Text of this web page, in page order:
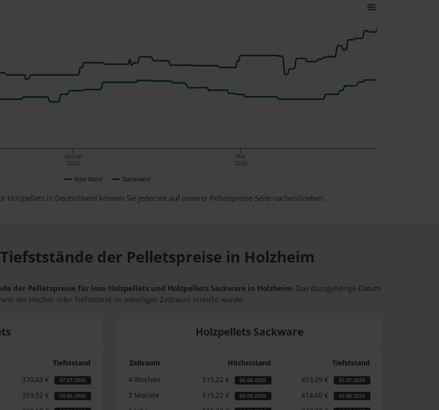
lose Ware Sackware
Januar
2026
Mai
2026
Holzpellets in Deutschland können Sie jederzeit auf unserer Pelletspreise-Seite nachvollziehen.
der Pelletspreise in Holzheim
der Pelletspreise für lose Holzpellets und Holzpellets Sackware in Holzheim. Das dazugehörige Datum
der Höchst- oder Tiefststand im jeweiligen Zeitraum erreicht wurde.
Tiefststand
370,43 € 07.07.2026
359,52 € 08.06.2026
Holzpellets Sackware
Zeitraum Höchststand
Tiefststand
4 Wochen
515,22 € 06.08.2026 453,29 € 07.07.2026
3 Monate 515,22 € 06.08.2026 414,60 € 02.06.2026